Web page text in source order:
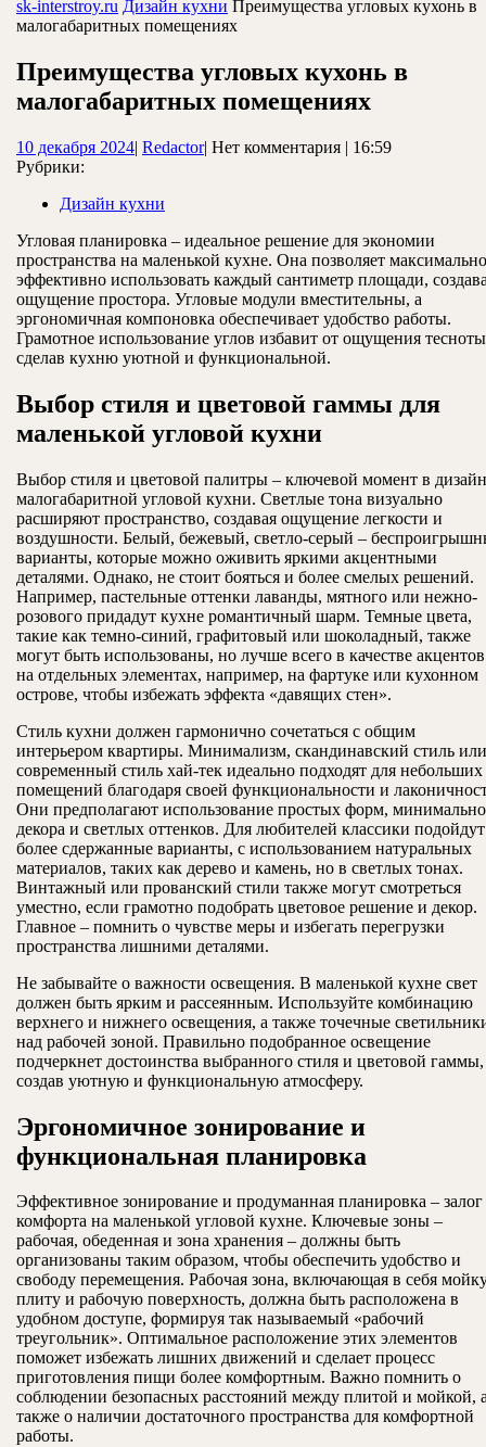
sk-interstroy.ru Дизайн кухни Преимущества угловых кухонь в
малогабаритных помещениях
Преимущества угловых кухонь в
малогабаритных помещениях
10 декабря 202410
| RedactorRedactor
| Нет комментария | 16:59
Рубрики:
Дизайн кухни
Угловая планировка – идеальное решение для экономии
пространства на маленькой кухне. Она позволяет максимально
эффективно использовать каждый сантиметр площади,
ощущение простора. Угловые модули вместительны, а
эргономичная компоновка обеспечивает удобство работы.
Грамотное использование углов избавит от ощущения
сделав кухню уютной и функциональной.
Выбор стиля и цветовой гаммы для
маленькой угловой кухни
Выбор стиля и цветовой палитры – ключевой момент в
малогабаритной угловой кухни. Светлые тона визуально
расширяют пространство, создавая ощущение легкости и
воздушности. Белый, бежевый, светло-серый –
варианты, которые можно оживить яркими акцентными
деталями. Однако, не стоит бояться и более смелых решений.
Например, пастельные оттенки лаванды, мятного или нежно-
розового придадут кухне романтичный шарм. Темные цвета,
такие как темно-синий, графитовый или шоколадный, также
могут быть использованы, но лучше всего в качестве акцентов
на отдельных элементах, например, на фартуке или кухонном
острове, чтобы избежать эффекта «давящих стен».
Стиль кухни должен гармонично сочетаться с общим
интерьером квартиры. Минимализм, скандинавский стиль или
современный стиль хай-тек идеально подходят для небольших
помещений благодаря своей функциональности и
Они предполагают использование простых форм,
декора и светлых оттенков. Для любителей классики подойдут
более сдержанные варианты, с использованием натуральных
материалов, таких как дерево и камень, но в светлых тонах.
Винтажный или прованский стили также могут смотреться
уместно, если грамотно подобрать цветовое решение и декор.
Главное – помнить о чувстве меры и избегать перегрузки
пространства лишними деталями.
Не забывайте о важности освещения. В маленькой кухне свет
должен быть ярким и рассеянным. Используйте комбинацию
верхнего и нижнего освещения, а также точечные
над рабочей зоной. Правильно подобранное освещение
подчеркнет достоинства выбранного стиля и цветовой гаммы,
создав уютную и функциональную атмосферу.
Эргономичное зонирование и
функциональная планировка
Эффективное зонирование и продуманная планировка – залог
комфорта на маленькой угловой кухне. Ключевые зоны –
рабочая, обеденная и зона хранения – должны быть
организованы таким образом, чтобы обеспечить удобство и
свободу перемещения. Рабочая зона, включающая в себя
плиту и рабочую поверхность, должна быть расположена в
удобном доступе, формируя так называемый «рабочий
треугольник». Оптимальное расположение этих элементов
поможет избежать лишних движений и сделает процесс
приготовления пищи более комфортным. Важно помнить о
соблюдении безопасных расстояний между плитой и мойкой,
также о наличии достаточного пространства для комфортной
работы.